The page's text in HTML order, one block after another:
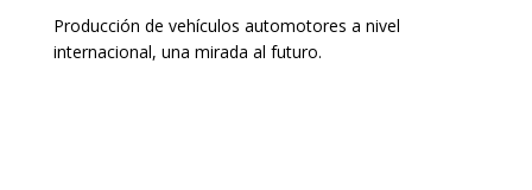
Producción de vehículos automotores a nivel
internacional, una mirada al futuro.